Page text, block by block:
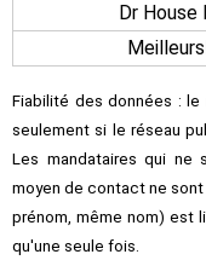
Dr House
Fiabilité des données :
seulement si le réseau
Les mandataires qui ne
moyen de contact ne
prénom, même nom) est
qu'une seule fois.